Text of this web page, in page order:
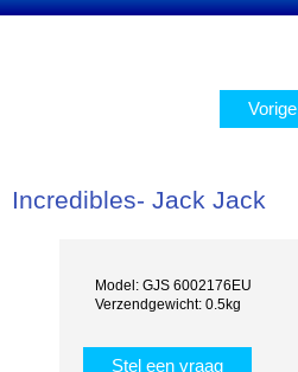
Vorige
Incredibles- Jack Jack
Model: GJS 6002176EU
Verzendgewicht: 0.5kg
Stel een vraag